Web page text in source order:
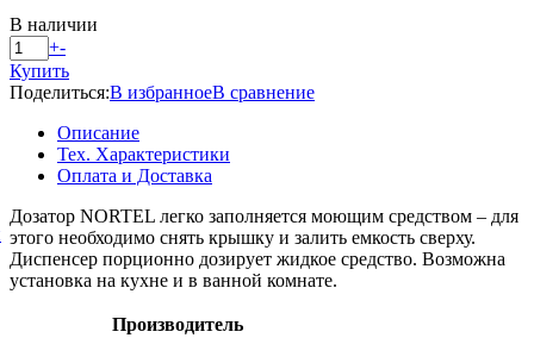
В наличии
+-
Купить
Поделиться:В избранноеВ сравнение
Описание
Тех. Характеристики
Оплата и Доставка
Дозатор NORTEL легко заполняется моющим средством – для
этого необходимо снять крышку и залить емкость сверху.
Диспенсер порционно дозирует жидкое средство. Возможна
установка на кухне и в ванной комнате.
Производитель